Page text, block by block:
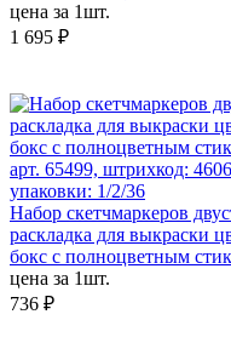
цена за 1шт.
1 695 ₽
арт. 65499, штрихкод:
упаковки: 1/2/36
Набор скетчмаркеров
раскладка для выкраски
бокс с полноцветным
цена за 1шт.
736 ₽